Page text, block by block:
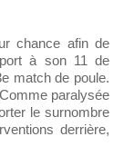
chance afin de
à son 11 de
match de poule.
paralysée
le surnombre
derrière,